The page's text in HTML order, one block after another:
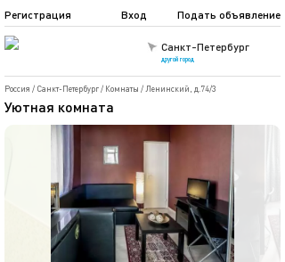
Санкт-Петербург
другой город
Подать объявление
Регистрация Вход
Россия / Санкт-Петербург/ Комнаты / Ленинский, д.74/3
Уютная комната